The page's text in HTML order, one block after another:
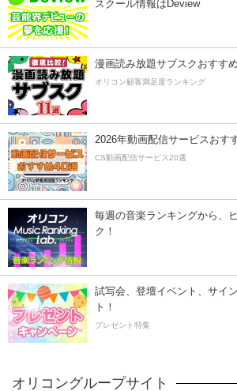
スクール情報はDeview
漫画読み放題サブスクおすす
オリコン顧客満足度ランキング
2026年動画配信サービスおす
CS動画配信サービス20選
毎週の音楽ランキングから、
ク！
試写会、登壇イベント、サイ
ト！
プレゼント特集
オリコングループサイト